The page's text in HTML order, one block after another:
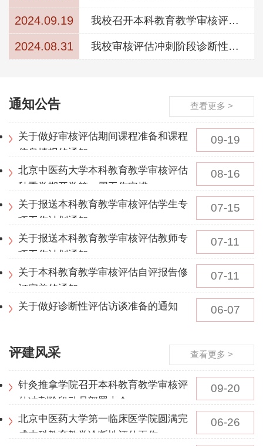
2024.09.19
我校召开本科教育教学审核评估
2024.08.31
我校审核评估冲刺阶段诊断性听
查看更多 >
通知公告
09-19
关于做好审核评估期间课程准备和课程
信息填报的通知
08-16
北京中医药大学本科教育教学审核评估
秋季学期开学第一周工作安排
07-15
关于报送本科教育教学审核评估学生专
项工作计划通知
07-11
关于报送本科教育教学审核评估教师专
项工作计划通知
07-11
关于本科教育教学审核评估自评报告修
订完善的通知
06-07
关于做好诊断性评估访谈准备的通知
查看更多 >
评建风采
09-20
针灸推拿学院召开本科教育教学审核评
估冲刺阶段动员部署大会
06-26
北京中医药大学第一临床医学院圆满完
成本科教育教学诊断性评估工作